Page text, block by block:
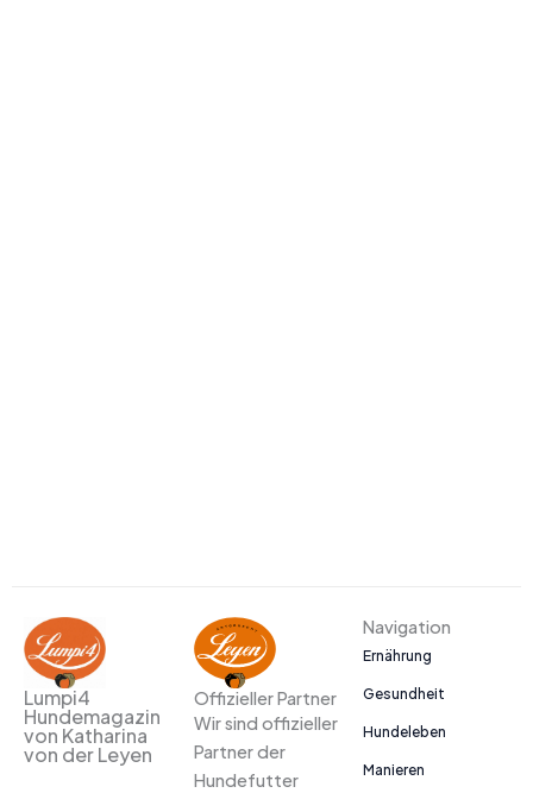
Lumpi4
Hundemagazin
von Katharina
von der Leyen
Offizieller Partner
Wir sind offizieller
Partner der
Hundefutter
Navigation
Ernährung
Gesundheit
Hundeleben
Manieren